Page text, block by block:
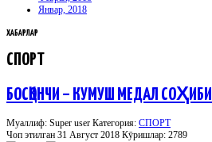
Январ, 2018
ХАБАРЛАР
СПОРТ
БОСҚОНЧИ – КУМУШ МЕДАЛ СОҲИБИ
Муаллиф: Super user Категория: СПОРТ
Чоп этилган 31 Август 2018 Кӯришлар: 2789